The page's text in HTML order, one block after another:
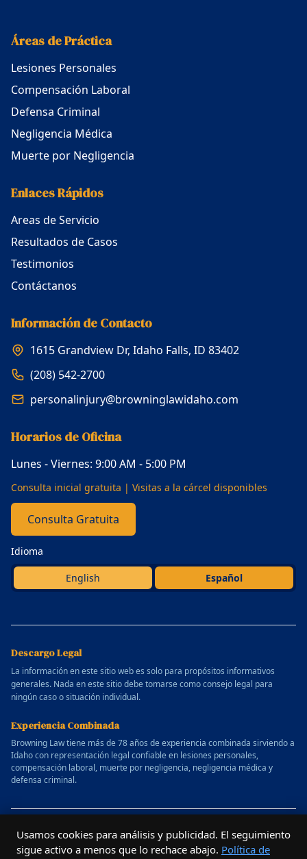
Áreas de Práctica
Lesiones Personales
Compensación Laboral
Defensa Criminal
Negligencia Médica
Muerte por Negligencia
Enlaces Rápidos
Areas de Servicio
Resultados de Casos
Testimonios
Contáctanos
Información de Contacto
1615 Grandview Dr, Idaho Falls, ID 83402
(208) 542-2700
personalinjury@browninglawidaho.com
Horarios de Oficina
Lunes - Viernes: 9:00 AM - 5:00 PM
Consulta inicial gratuita | Visitas a la cárcel disponibles
Consulta Gratuita
Idioma
English Español
Descargo Legal
La información en este sitio web es solo para propósitos informativos
generales. Nada en este sitio debe tomarse como consejo legal para
ningún caso o situación individual.
Experiencia Combinada
Browning Law tiene más de 78 años de experiencia combinada sirviendo a
Idaho con representación legal confiable en lesiones personales,
compensación laboral, muerte por negligencia, negligencia médica y
defensa criminal.
© 2025 Bufete de Abogados Allen Browning. Todos los derechos
reservados.
Usamos cookies para análisis y publicidad. El seguimiento
sigue activo a menos que lo rechace abajo. Política de